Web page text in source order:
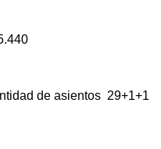
de asientos 29+1+1